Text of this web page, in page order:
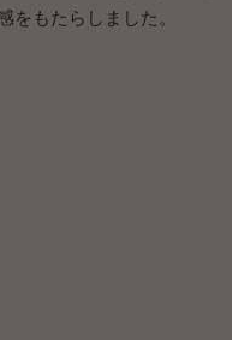
もたらしました。